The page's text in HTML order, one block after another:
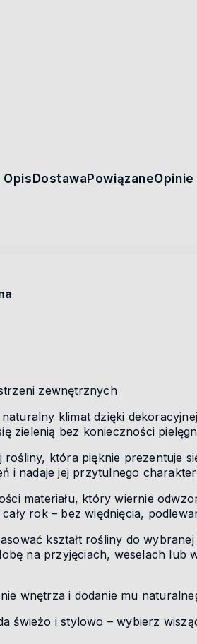
Opis Dostawa PowiązaneOpinie
zewnętrznych
klimat dzięki
zielenią bez konieczności
rośliny, która pięknie prezentuje
i nadaje jej przytulnego
materiału, który wiernie
rok – bez więdnięcia,
kształt rośliny do
na przyjęciach, weselach
wnętrza i dodanie mu
świeżo i stylowo – wybierz